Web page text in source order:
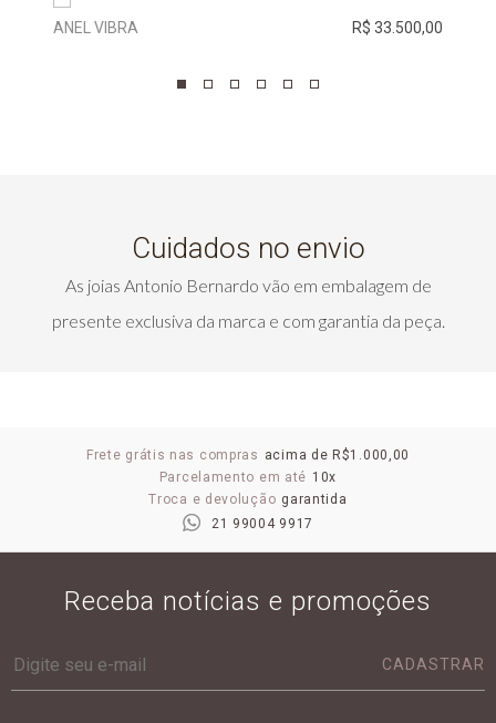
ANEL VIBRA R$ 33.500,00
Cuidados no envio
As joias Antonio Bernardo vão em embalagem de
presente exclusiva da marca e com garantia da peça.
Frete grátis nas compras acima de R$1.000,00
Parcelamento em até 10x
Troca e devolução garantida
21 99004 9917
Receba notícias e promoções
CADASTRAR